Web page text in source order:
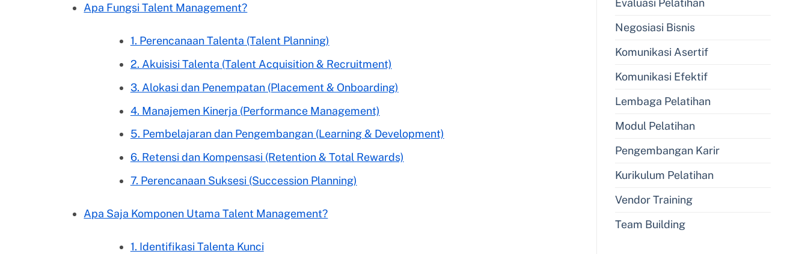
Apa Fungsi Talent Management?
1. Perencanaan Talenta (Talent Planning)
2. Akuisisi Talenta (Talent Acquisition & Recruitment)
3. Alokasi dan Penempatan (Placement & Onboarding)
4. Manajemen Kinerja (Performance Management)
5. Pembelajaran dan Pengembangan (Learning & Development)
6. Retensi dan Kompensasi (Retention & Total Rewards)
7. Perencanaan Suksesi (Succession Planning)
Apa Saja Komponen Utama Talent Management?
1. Identifikasi Talenta Kunci
Evaluasi Pelatihan
Negosiasi Bisnis
Komunikasi Asertif
Komunikasi Efektif
Lembaga Pelatihan
Modul Pelatihan
Pengembangan Karir
Kurikulum Pelatihan
Vendor Training
Team Building